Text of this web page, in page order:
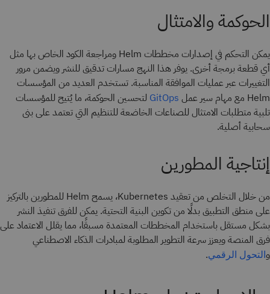
الحوكمة والامتثال
يمكن التحكم في إصدارات مخططات Helm ومراجعة الكود الخاص بها مثل
أي قطعة برمجة أخرى. يوفر هذا النهج مسارات تدقيق للنشر ويضمن مرور
التغييرات عبر عمليات الموافقة المناسبة. تستخدم العديد من المؤسسات
Helm مع مهام سير عمل
GitOps لتحسين الحوكمة، ما يُتيح للمؤسسات
تلبية متطلبات الامتثال للصناعات الخاضعة للتنظيم التي تعتمد على بنى
سحابية أصلية.
إنتاجية المطورين
من خلال التخلص من تعقيد Kubernetes، يسمح Helm للمطورين بالتركيز
على منطق التطبيق بدلًا من تكوين البنية التحتية. يمكن للفرق تنفيذ النشر
بشكل مستقل باستخدام المخططات المعتمدة مسبقًا، مما يقلل الاعتماد على
فرق المنصة ويعزز سرعة التطوير المطلوبة لمبادرات الذكاء الاصطناعي
والتحول الرقمي.